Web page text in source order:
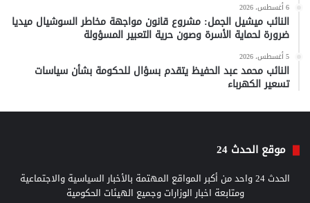
6 أغسطس، 2026
النائب ميشيل الجمل: مشروع قانون مواجهة مخاطر السوشيال ميديا
ضرورة لحماية الأسرة وصون حرية التعبير المسؤولة
5 أغسطس، 2026
النائب محمد عبد الحفيظ يتقدم بسؤال للحكومة بشأن سياسات
تسعير الكهرباء
موقع الحدث 24
الحدث 24 واحد من أكبر المواقع المهتمة بالأخبار السياسية والاجتماعية
ومتابعة اخبار الوزارات وجميع الهيئات الحكومية